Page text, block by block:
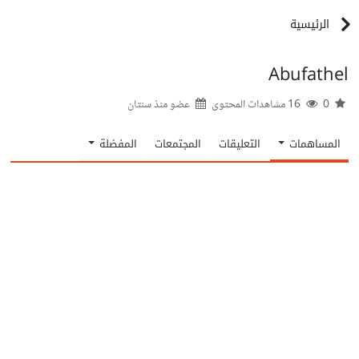
الرئيسية
Abufathel
عضو منذسنتان
المساهمات التعليقات المجتمعات المفضلة